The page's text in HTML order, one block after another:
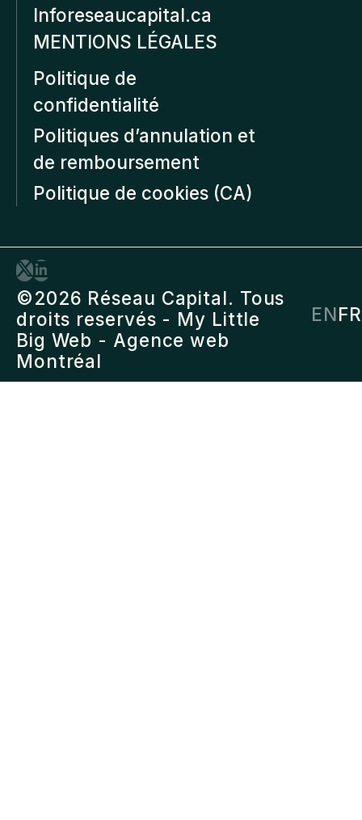
Inforeseaucapital.ca
MENTIONS LÉGALES
Politique de
confidentialité
Politiques d’annulation et
de remboursement
Politique de cookies (CA)
©2026 Réseau Capital. Tous
droits reservés - My Little
Big Web - Agence web
Montréal
ENFR